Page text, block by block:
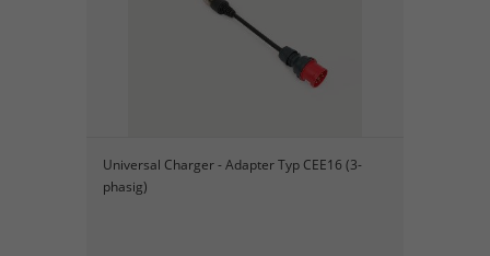
Universal Charger - Adapter Typ CEE16 (3-
phasig)